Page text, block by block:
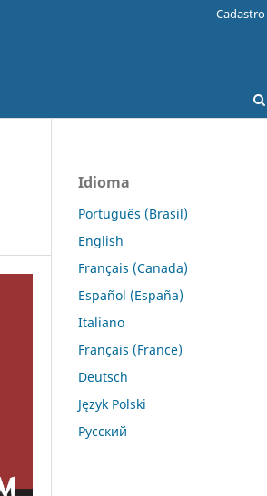
Cadastro
Idioma
Português (Brasil)
English
Français (Canada)
Español (España)
Italiano
Français (France)
Deutsch
Język Polski
Русский